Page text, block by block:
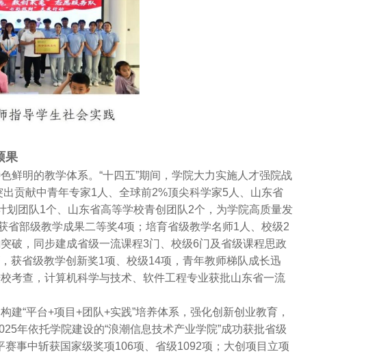
果
明的教学体系。“十四五”期间，学院大力实施人才强院战
贡献中青年专家1人、全球前2%顶尖科学家5人、山东省
团队1个、山东省高等学校青创团队2个，为学院高质量发
部级教学成果二等奖4项；培育省级教学名师1人、校级2
破，同步建成省级一流课程3门、校级6门及省级课程思政
获省级教学创新奖1项、校级14项，青年教师梯队成长迅
考查，计算机科学与技术、软件工程专业获批山东省一流
“平台+项目+团队+实践”培养体系，强化创新创业教育，
年依托学院建设的“浪潮信息技术产业学院”成功获批省级
赛事中斩获国家级奖项106项、省级1092项；大创项目立项